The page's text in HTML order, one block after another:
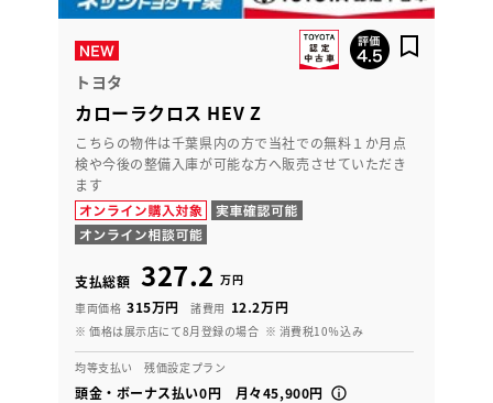
トヨタ
カローラクロス HEV Z
こちらの物件は千葉県内の方で当社での無料１か月点
検や今後の整備入庫が可能な方へ販売させていただき
ます
支払総額 327.2 万円
車両価格 315万円 諸費用 12.2万円
※ 価格は展示店にて8月登録の場合 ※ 消費税10％込み
均等支払い 残価設定プラン
頭金・ボーナス払い0円 月々45,900円